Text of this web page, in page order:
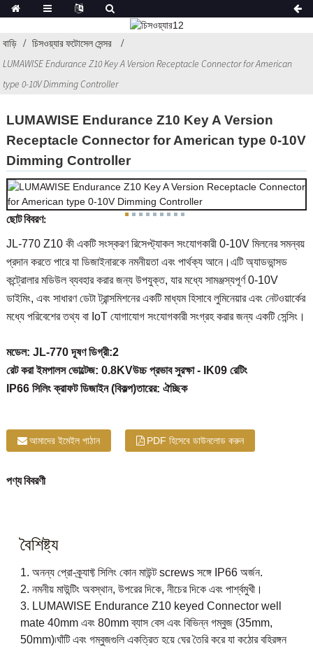
বাড়ি
চিসওয়্যার ফটোসেল সেন্সর
LUMAWISE Endurance Z10 Key A Version Receptacle Connector for American
type 0-10V Dimming Controller
LUMAWISE Endurance Z10 Key A Version
Receptacle Connector for American type 0-10V
Dimming Controller
ছোট বিবরণ:
JL-770 Z10 কী একটি সংস্করণ রিসেপ্ট্যাকল সংযোগকারী 0-10V মিলনের সমন্বয়
প্রদান করতে পারে যা ডিজাইনারকে নমনীয়তা এবং পার্থক্য আনে।এটি অ্যাডভান্সড
কন্ট্রোলার মডিউল ব্যবহার করার জন্য উপযুক্ত, যার মধ্যে সামঞ্জস্যপূর্ণ 0-10V
ডাইমিং, এবং সাধারণ ডেটা ট্রান্সমিশনের একটি মাধ্যম হিসাবে লুমিনেয়ার এবং নেটওয়ার্কের
মধ্যে পরিবেশের তথ্য বা IoT যোগাযোগ সংযোগকারী সংগ্রহ করার জন্য একটি সেন্সিং।
মডেল: JL-770 দূষণ ডিগ্রী:2
রেট করা ইমপালস ভোল্টেজ: 0.8KVউচ্চ প্রভাব সুরক্ষা - IK09 রেটিং
IP66 সিলিং ক্রাফট ডিজাইন (বিকল্প)তারের: ঐচ্ছিক
আমাদের ইমেইল পাঠান PDF হিসেবে ডাউনলোড করুন
পণ্য বিবরণী
বৈশিষ্ট্য
1. অনন্য প্রো-ক্র্যাফ্ট সিলিং কোন মাউন্ট screws সঙ্গে IP66 অর্জন.
2. নমনীয় মাউন্টিং অবস্থান, উপরের দিকে, নীচের দিকে এবং পার্শ্বমুখী।
3. LUMAWISE Endurance Z10 keyed Connector well
mate 40mm এবং 80mm ব্যাস বেস এবং বিভিন্ন গম্বুজ (35mm,
50mm)৷ঘাঁটি এবং গম্বুজগুলি একত্রিত হয়ে ঘের তৈরি করে যা কঠোর বহিরঙ্গন